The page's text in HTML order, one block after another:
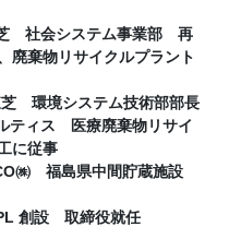
社会システム事業部 再
廃棄物リサイクルプラント
ステム技術部部長
ティス 医療廃棄物リサイ
に従事
㈱ 福島県中間貯蔵施設
創設 取締役就任